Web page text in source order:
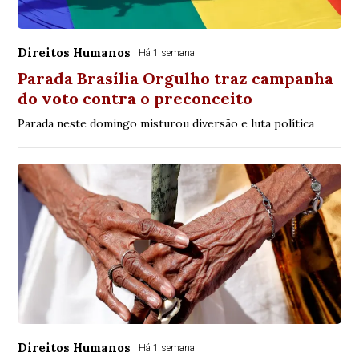
Direitos Humanos Há 1 semana
Parada Brasília Orgulho traz campanha
do voto contra o preconceito
Parada neste domingo misturou diversão e luta política
Direitos Humanos Há 1 semana